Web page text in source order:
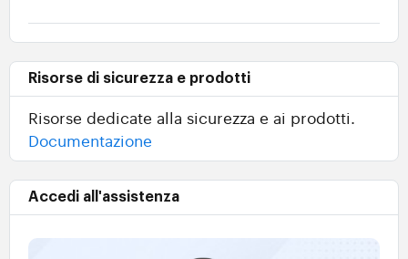
Risorse di sicurezza e prodotti
Risorse dedicate alla sicurezza e ai prodotti.
Documentazione
Accedi all'assistenza